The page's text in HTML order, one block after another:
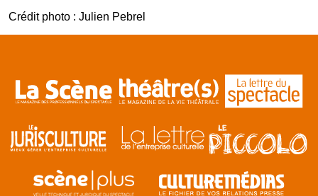
Crédit photo : Julien Pebrel